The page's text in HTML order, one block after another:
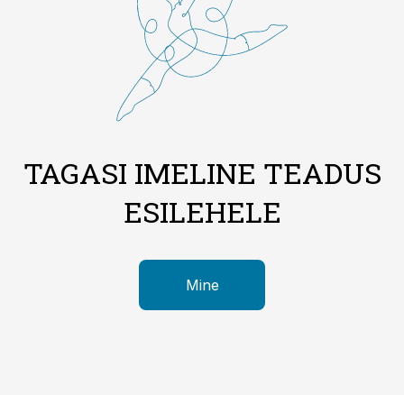
TAGASI IMELINE TEADUS
ESILEHELE
Mine